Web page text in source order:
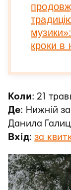
кроки в
Коли: 21
Де: Нижній
Данила
Вхід: за